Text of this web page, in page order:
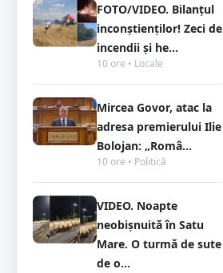
FOTO/VIDEO. Bilanțul
inconștienților! Zeci de
incendii și he...
10 ore • Locale
Mircea Govor, atac la
adresa premierului Ilie
Bolojan: „Româ...
10 ore • Politică
VIDEO. Noapte
neobișnuită în Satu
Mare. O turmă de sute
de o...